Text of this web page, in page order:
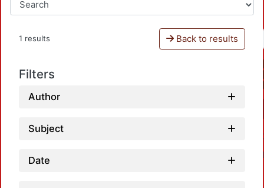
1 results Back to results
Filters
Author
Subject
Date